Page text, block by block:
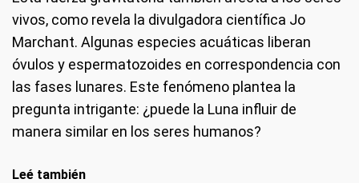
vivos, como revela la divulgadora científica Jo
Marchant. Algunas especies acuáticas liberan
óvulos y espermatozoides en correspondencia con
las fases lunares. Este fenómeno plantea la
pregunta intrigante: ¿puede la Luna influir de
manera similar en los seres humanos?
Leé también